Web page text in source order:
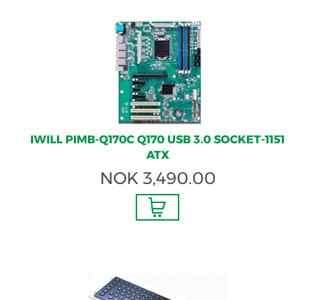
IWILL PIMB-Q170C Q170 USB 3.0 SOCKET-1151
ATX
NOK 3,490.00